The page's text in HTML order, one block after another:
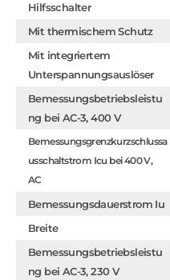
Hilfsschalter
Mit thermischem Schutz
Mit integriertem
Unterspannungsauslöser
Bemessungsbetriebsleistu
ng bei AC-3, 400 V
Bemessungsgrenzkurzschlussa
usschaltstrom Icu bei 400 V,
AC
Bemessungsdauerstrom Iu
Breite
Bemessungsbetriebsleistu
ng bei AC-3, 230 V